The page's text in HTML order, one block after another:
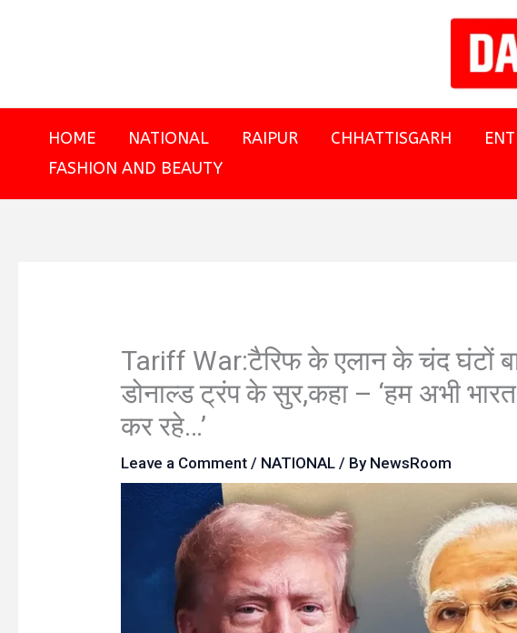
HOME NATIONAL RAIPUR CHHATTISGARH
FASHION AND BEAUTY
Tariff War:टैरिफ के एलान के चंद घंटों
डोनाल्ड ट्रंप के सुर,कहा – ‘हम अभी
कर रहे…’
Leave a Comment / NATIONAL / By NewsRoom